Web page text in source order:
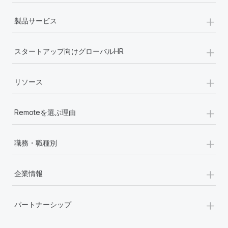
製品サービス +
スタートアップ向けグローバルHR +
リソース +
Remoteを選ぶ理由 +
職務・職種別 +
企業情報 +
パートナーシップ +